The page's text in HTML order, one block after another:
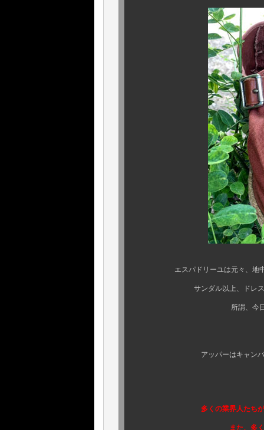
エスパドリーユは元々、地中海沿
サンダル以上、ドレスシュー
所謂、今日で謳われる
アッパーはキャンバス地を使
多くの業界人たちが今尚当該
また、多くのシリアスコ